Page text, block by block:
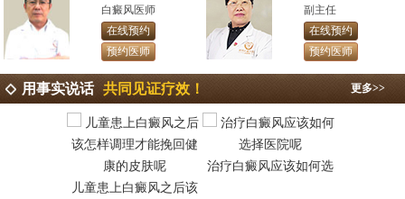
白癜风医师
在线预约
预约医师
副主任
在线预约
预约医师
更多>>
用事实说话 共同见证疗效！
儿童患上白癜风之后该
治疗白癜风应该如何选